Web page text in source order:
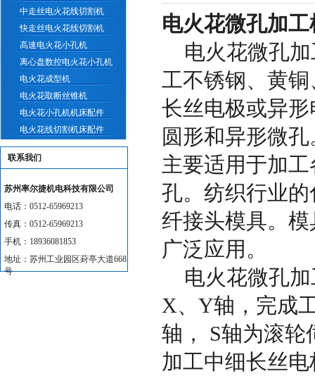
中走丝电火花线切割机
快走丝电火花线切割机
高速电火花小孔机
离心盘数控电火花小孔机
电火花成型机
电火花取断丝锥机
电火花小孔机机床配件
电火花线切割机床配件
联系我们
苏州率尔捷机电科技有限公司
电话：0512-65969213
传真：0512-65969213
手机：18936081853
地址：苏州工业园区葑亭大道668
号
电火花微孔加工
电火花微孔加
工不锈钢、黄
长丝电极或异
圆形和异形微
主要适用于加
孔。纺织行业
纤接头模具。
广泛应用。
电火花微孔加
X、Y轴，完成
轴， S轴为滚轮
加工中细长丝